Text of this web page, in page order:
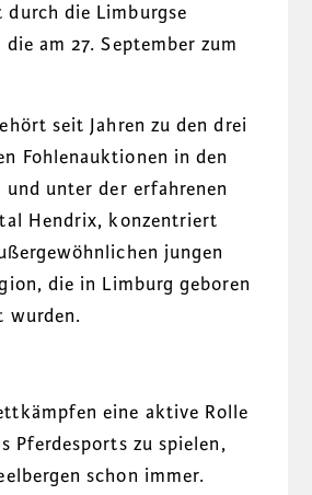
durch die Limburgse
am 27. September zum
seit Jahren zu den drei
Fohlenauktionen in den
und unter der erfahrenen
Hendrix, konzentriert
jungen
die in Limburg geboren
wurden.
eine aktive Rolle
Pferdesports zu spielen,
schon immer.